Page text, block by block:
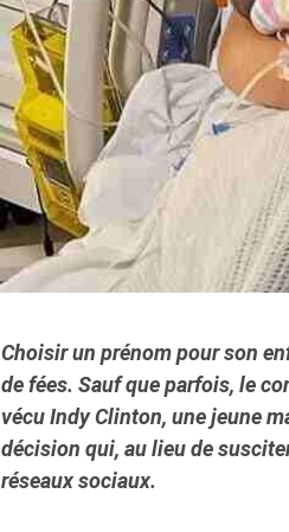
Choisir un prénom pour son
de fées. Sauf que parfois, le
vécu Indy Clinton, une jeune
décision qui, au lieu de
réseaux sociaux.